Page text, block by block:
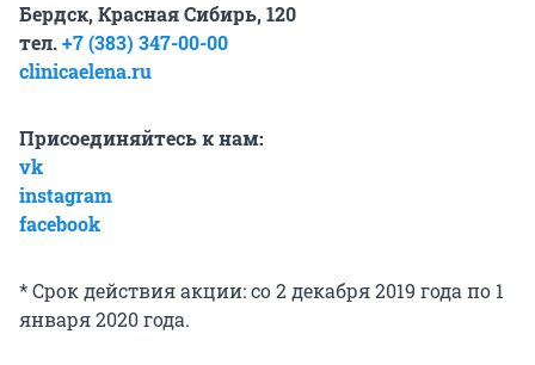
Бердск, Красная Сибирь, 120
тел.+7 (383) 347-00-00
clinicaelena.ru
Присоединяйтесь к нам:
vk
instagram
facebook
* Срок действия акции: со 2 декабря 2019 года по 1
января 2020 года.